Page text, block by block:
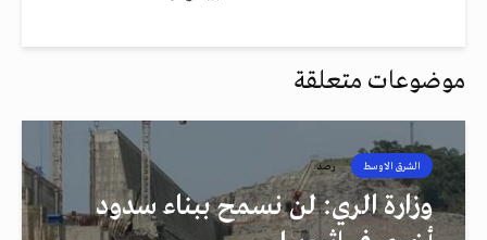
موضوعات متعلقة
الشرق الاوسط رصد
وزارة الري: لن نسمح ببناء سدود